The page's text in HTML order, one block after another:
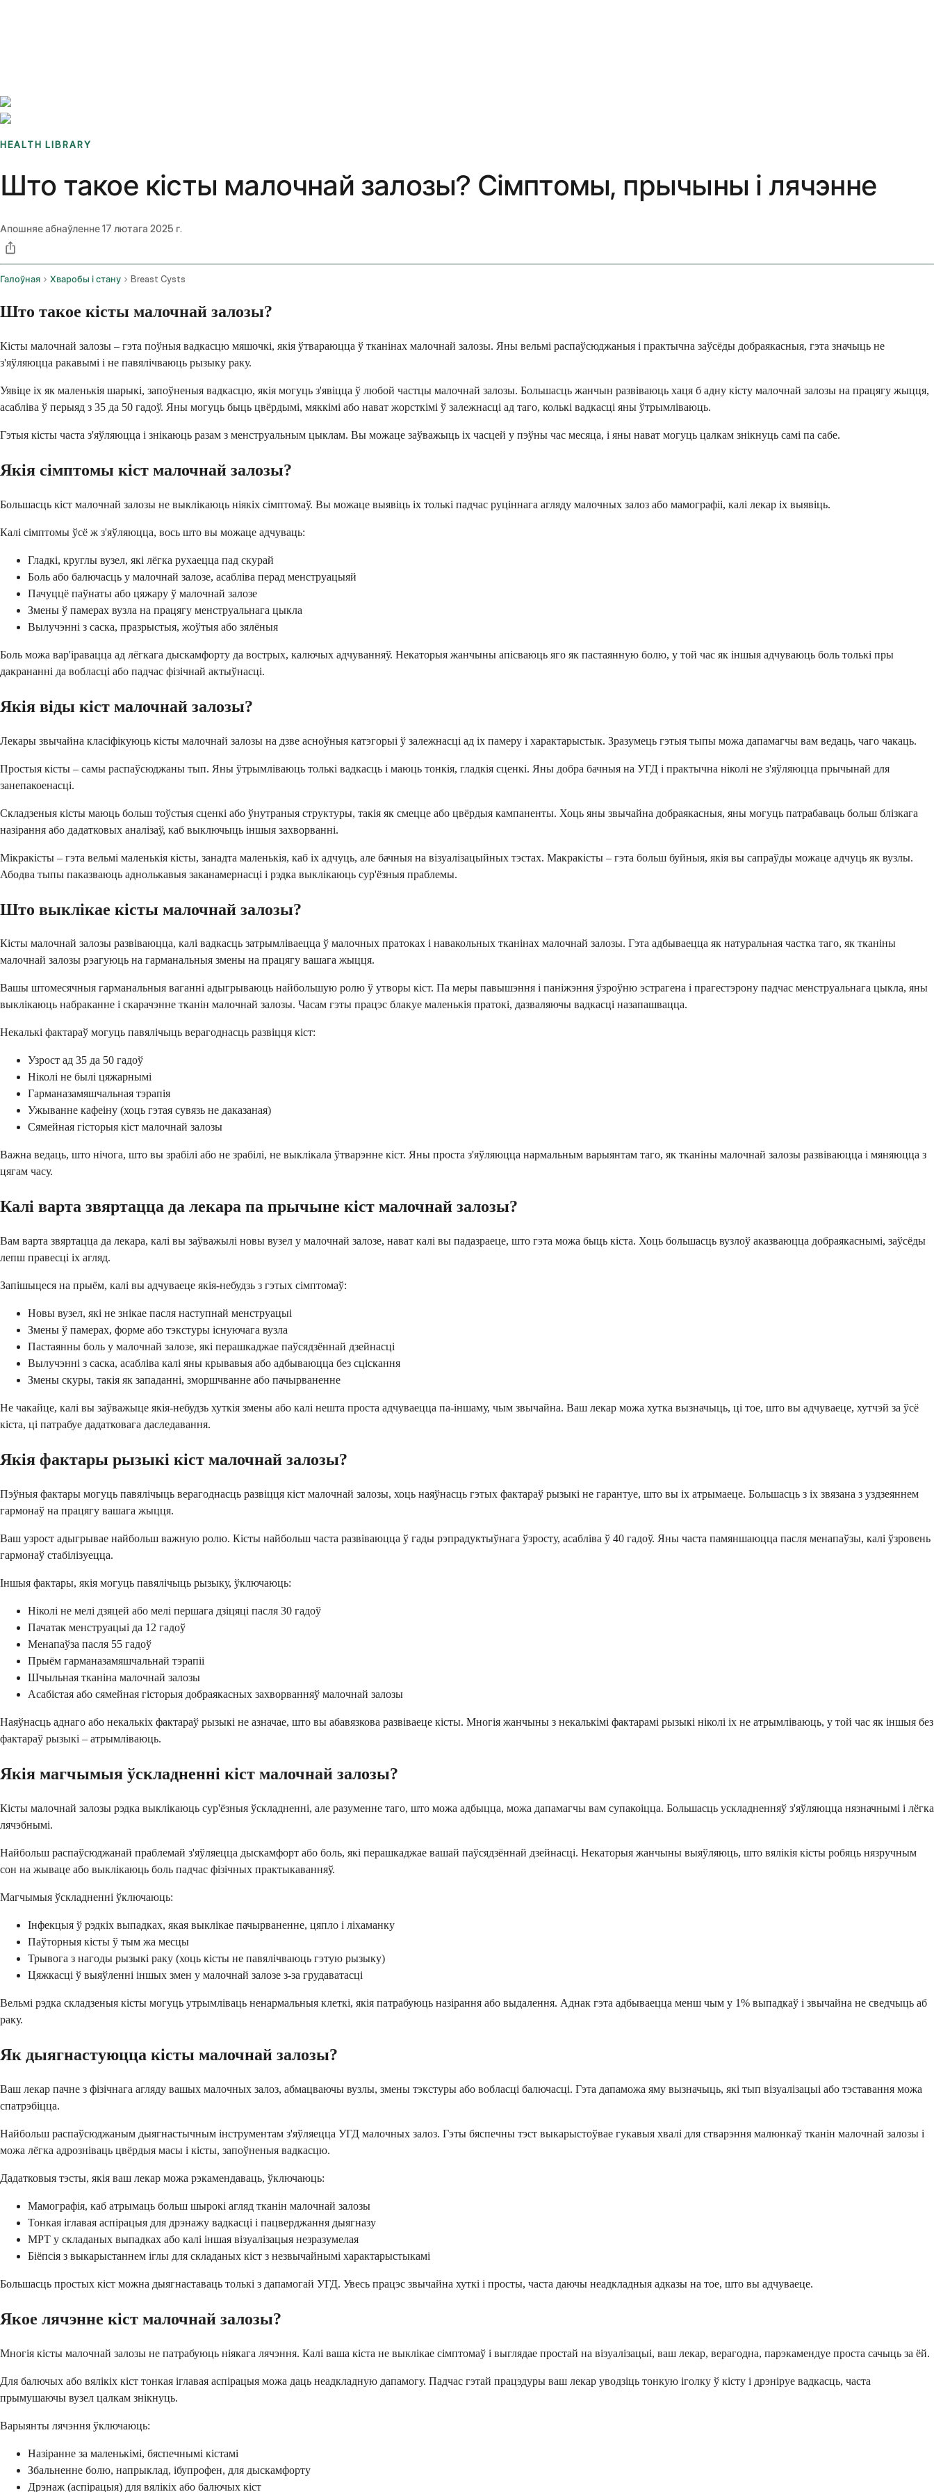
HEALTH LIBRARY
Што такое кісты малочнай залозы? Сімптомы, прычыны і лячэнне
Апошняе абнаўленне17 лютага 2025 г.
Галоўная Хваробы і стану Breast Cysts
Што такое кісты малочнай залозы?
Кісты малочнай залозы – гэта поўныя вадкасцю мяшочкі, якія ўтвараюцца ў тканінах малочнай залозы. Яны вельмі распаўсюджаныя і практычна заўсёды добраякасныя, гэта значыць не
з'яўляюцца ракавымі і не павялічваюць рызыку раку.
Уявіце іх як маленькія шарыкі, запоўненыя вадкасцю, якія могуць з'явіцца ў любой частцы малочнай залозы. Большасць жанчын развіваюць хаця б адну кісту малочнай залозы на працягу жыцця,
асабліва ў перыяд з 35 да 50 гадоў. Яны могуць быць цвёрдымі, мяккімі або нават жорсткімі ў залежнасці ад таго, колькі вадкасці яны ўтрымліваюць.
Гэтыя кісты часта з'яўляюцца і знікаюць разам з менструальным цыклам. Вы можаце заўважыць іх часцей у пэўны час месяца, і яны нават могуць цалкам знікнуць самі па сабе.
Якія сімптомы кіст малочнай залозы?
Большасць кіст малочнай залозы не выклікаюць ніякіх сімптомаў. Вы можаце выявіць іх толькі падчас руціннага агляду малочных залоз або мамографіі, калі лекар іх выявіць.
Калі сімптомы ўсё ж з'яўляюцца, вось што вы можаце адчуваць:
Гладкі, круглы вузел, які лёгка рухаецца пад скурай
Боль або балючасць у малочнай залозе, асабліва перад менструацыяй
Пачуццё паўнаты або цяжару ў малочнай залозе
Змены ў памерах вузла на працягу менструальнага цыкла
Вылучэнні з саска, празрыстыя, жоўтыя або зялёныя
Боль можа вар'іравацца ад лёгкага дыскамфорту да вострых, калючых адчуванняў. Некаторыя жанчыны апісваюць яго як пастаянную болю, у той час як іншыя адчуваюць боль толькі пры
дакрананні да вобласці або падчас фізічнай актыўнасці.
Якія віды кіст малочнай залозы?
Лекары звычайна класіфікуюць кісты малочнай залозы на дзве асноўныя катэгорыі ў залежнасці ад іх памеру і характарыстык. Зразумець гэтыя тыпы можа дапамагчы вам ведаць, чаго чакаць.
Простыя кісты – самы распаўсюджаны тып. Яны ўтрымліваюць толькі вадкасць і маюць тонкія, гладкія сценкі. Яны добра бачныя на УГД і практычна ніколі не з'яўляюцца прычынай для
занепакоенасці.
Складзеныя кісты маюць больш тоўстыя сценкі або ўнутраныя структуры, такія як смецце або цвёрдыя кампаненты. Хоць яны звычайна добраякасныя, яны могуць патрабаваць больш блізкага
назірання або дадатковых аналізаў, каб выключыць іншыя захворванні.
Мікракісты – гэта вельмі маленькія кісты, занадта маленькія, каб іх адчуць, але бачныя на візуалізацыйных тэстах. Макракісты – гэта больш буйныя, якія вы сапраўды можаце адчуць як вузлы.
Абодва тыпы паказваюць аднолькавыя заканамернасці і рэдка выклікаюць сур'ёзныя праблемы.
Што выклікае кісты малочнай залозы?
Кісты малочнай залозы развіваюцца, калі вадкасць затрымліваецца ў малочных пратоках і навакольных тканінах малочнай залозы. Гэта адбываецца як натуральная частка таго, як тканіны
малочнай залозы рэагуюць на гарманальныя змены на працягу вашага жыцця.
Вашы штомесячныя гарманальныя ваганні адыгрываюць найбольшую ролю ў утворы кіст. Па меры павышэння і паніжэння ўзроўню эстрагена і прагестэрону падчас менструальнага цыкла, яны
выклікаюць набраканне і скарачэнне тканін малочнай залозы. Часам гэты працэс блакуе маленькія пратокі, дазваляючы вадкасці назапашвацца.
Некалькі фактараў могуць павялічыць верагоднасць развіцця кіст:
Узрост ад 35 да 50 гадоў
Ніколі не былі цяжарнымі
Гарманазамяшчальная тэрапія
Ужыванне кафеіну (хоць гэтая сувязь не даказаная)
Сямейная гісторыя кіст малочнай залозы
Важна ведаць, што нічога, што вы зрабілі або не зрабілі, не выклікала ўтварэнне кіст. Яны проста з'яўляюцца нармальным варыянтам таго, як тканіны малочнай залозы развіваюцца і мяняюцца з
цягам часу.
Калі варта звяртацца да лекара па прычыне кіст малочнай залозы?
Вам варта звяртацца да лекара, калі вы заўважылі новы вузел у малочнай залозе, нават калі вы падазраеце, што гэта можа быць кіста. Хоць большасць вузлоў аказваюцца добраякаснымі, заўсёды
лепш правесці іх агляд.
Запішыцеся на прыём, калі вы адчуваеце якія-небудзь з гэтых сімптомаў:
Новы вузел, які не знікае пасля наступнай менструацыі
Змены ў памерах, форме або тэкстуры існуючага вузла
Пастаянны боль у малочнай залозе, які перашкаджае паўсядзённай дзейнасці
Вылучэнні з саска, асабліва калі яны крывавыя або адбываюцца без сціскання
Змены скуры, такія як западанні, зморшчванне або пачырваненне
Не чакайце, калі вы заўважыце якія-небудзь хуткія змены або калі нешта проста адчуваецца па-іншаму, чым звычайна. Ваш лекар можа хутка вызначыць, ці тое, што вы адчуваеце, хутчэй за ўсё
кіста, ці патрабуе дадатковага даследавання.
Якія фактары рызыкі кіст малочнай залозы?
Пэўныя фактары могуць павялічыць верагоднасць развіцця кіст малочнай залозы, хоць наяўнасць гэтых фактараў рызыкі не гарантуе, што вы іх атрымаеце. Большасць з іх звязана з уздзеяннем
гармонаў на працягу вашага жыцця.
Ваш узрост адыгрывае найбольш важную ролю. Кісты найбольш часта развіваюцца ў гады рэпрадуктыўнага ўзросту, асабліва ў 40 гадоў. Яны часта памяншаюцца пасля менапаўзы, калі ўзровень
гармонаў стабілізуецца.
Іншыя фактары, якія могуць павялічыць рызыку, ўключаюць:
Ніколі не мелі дзяцей або мелі першага дзіцяці пасля 30 гадоў
Пачатак менструацыі да 12 гадоў
Менапаўза пасля 55 гадоў
Прыём гарманазамяшчальнай тэрапіі
Шчыльная тканіна малочнай залозы
Асабістая або сямейная гісторыя добраякасных захворванняў малочнай залозы
Наяўнасць аднаго або некалькіх фактараў рызыкі не азначае, што вы абавязкова развіваеце кісты. Многія жанчыны з некалькімі фактарамі рызыкі ніколі іх не атрымліваюць, у той час як іншыя без
фактараў рызыкі – атрымліваюць.
Якія магчымыя ўскладненні кіст малочнай залозы?
Кісты малочнай залозы рэдка выклікаюць сур'ёзныя ўскладненні, але разуменне таго, што можа адбыцца, можа дапамагчы вам супакоіцца. Большасць ускладненняў з'яўляюцца нязначнымі і лёгка
лячэбнымі.
Найбольш распаўсюджанай праблемай з'яўляецца дыскамфорт або боль, які перашкаджае вашай паўсядзённай дзейнасці. Некаторыя жанчыны выяўляюць, што вялікія кісты робяць нязручным
сон на жываце або выклікаюць боль падчас фізічных практыкаванняў.
Магчымыя ўскладненні ўключаюць:
Інфекцыя ў рэдкіх выпадках, якая выклікае пачырваненне, цяпло і ліхаманку
Паўторныя кісты ў тым жа месцы
Трывога з нагоды рызыкі раку (хоць кісты не павялічваюць гэтую рызыку)
Цяжкасці ў выяўленні іншых змен у малочнай залозе з-за грудаватасці
Вельмі рэдка складзеныя кісты могуць утрымліваць ненармальныя клеткі, якія патрабуюць назірання або выдалення. Аднак гэта адбываецца менш чым у 1% выпадкаў і звычайна не сведчыць аб
раку.
Як дыягнастуюцца кісты малочнай залозы?
Ваш лекар пачне з фізічнага агляду вашых малочных залоз, абмацваючы вузлы, змены тэкстуры або вобласці балючасці. Гэта дапаможа яму вызначыць, які тып візуалізацыі або тэставання можа
спатрэбіцца.
Найбольш распаўсюджаным дыягнастычным інструментам з'яўляецца УГД малочных залоз. Гэты бяспечны тэст выкарыстоўвае гукавыя хвалі для стварэння малюнкаў тканін малочнай залозы і
можа лёгка адрозніваць цвёрдыя масы і кісты, запоўненыя вадкасцю.
Дадатковыя тэсты, якія ваш лекар можа рэкамендаваць, ўключаюць:
Мамографія, каб атрымаць больш шырокі агляд тканін малочнай залозы
Тонкая іглавая аспірацыя для дрэнажу вадкасці і пацверджання дыягназу
МРТ у складаных выпадках або калі іншая візуалізацыя незразумелая
Біёпсія з выкарыстаннем іглы для складаных кіст з незвычайнымі характарыстыкамі
Большасць простых кіст можна дыягнаставаць толькі з дапамогай УГД. Увесь працэс звычайна хуткі і просты, часта даючы неадкладныя адказы на тое, што вы адчуваеце.
Якое лячэнне кіст малочнай залозы?
Многія кісты малочнай залозы не патрабуюць ніякага лячэння. Калі ваша кіста не выклікае сімптомаў і выглядае простай на візуалізацыі, ваш лекар, верагодна, парэкамендуе проста сачыць за ёй.
Для балючых або вялікіх кіст тонкая іглавая аспірацыя можа даць неадкладную дапамогу. Падчас гэтай працэдуры ваш лекар уводзіць тонкую іголку ў кісту і дрэніруе вадкасць, часта
прымушаючы вузел цалкам знікнуць.
Варыянты лячэння ўключаюць:
Назіранне за маленькімі, бяспечнымі кістамі
Збальненне болю, напрыклад, ібупрофен, для дыскамфорту
Дрэнаж (аспірацыя) для вялікіх або балючых кіст